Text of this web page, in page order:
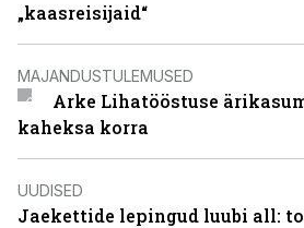
„kaasreisijaid“
MAJANDUSTULEMUSED
Arke Lihatööstuse
kaheksa korra
UUDISED
Jaekettide lepingud luubi all: